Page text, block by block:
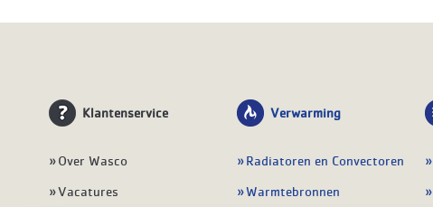
Klantenservice
Over Wasco
Vacatures
Verwarming
Radiatoren en Convectoren
Warmtebronnen